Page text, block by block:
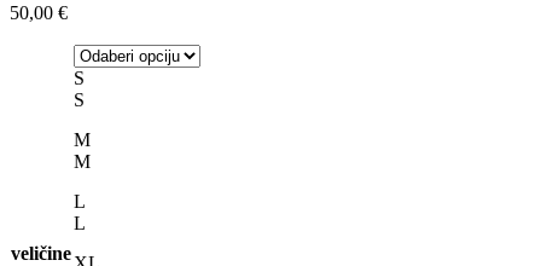
50,00 €
veličine
S
S
M
M
L
L